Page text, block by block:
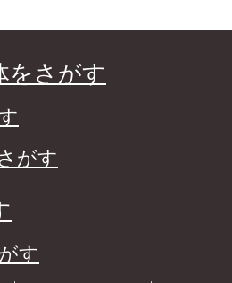
をさがす
がす
す